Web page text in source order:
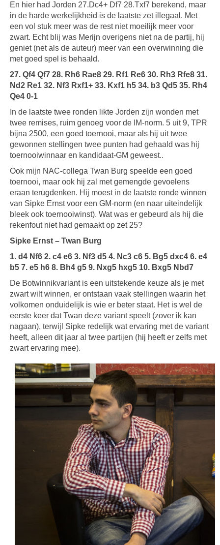
En hier had Jorden 27.Dc4+ Df7 28.Txf7 berekend, maar
in de harde werkelijkheid is de laatste zet illegaal. Met
een vol stuk meer was de rest niet moeilijk meer voor
zwart. Echt blij was Merijn overigens niet na de partij, hij
geniet (net als de auteur) meer van een overwinning die
met goed spel is behaald.
27. Qf4 Qf7 28. Rh6 Rae8 29. Rf1 Re6 30. Rh3 Rfe8 31.
Nd2 Re1 32. Nf3 Rxf1+ 33. Kxf1 h5 34. b3 Qd5 35. Rh4
Qe4 0-1
In de laatste twee ronden likte Jorden zijn wonden met
twee remises, ruim genoeg voor de IM-norm. 5 uit 9, TPR
bijna 2500, een goed toernooi, maar als hij uit twee
gewonnen stellingen twee punten had gehaald was hij
toernooiwinnaar en kandidaat-GM geweest..
Ook mijn NAC-collega Twan Burg speelde een goed
toernooi, maar ook hij zal met gemengde gevoelens
eraan terugdenken. Hij moest in de laatste ronde winnen
van Sipke Ernst voor een GM-norm (en naar uiteindelijk
bleek ook toernooiwinst). Wat was er gebeurd als hij die
rekenfout niet had gemaakt op zet 25?
Sipke Ernst – Twan Burg
1. d4 Nf6 2. c4 e6 3. Nf3 d5 4. Nc3 c6 5. Bg5 dxc4 6. e4
b5 7. e5 h6 8. Bh4 g5 9. Nxg5 hxg5 10. Bxg5 Nbd7
De Botwinnikvariant is een uitstekende keuze als je met
zwart wilt winnen, er ontstaan vaak stellingen waarin het
volkomen onduidelijk is wie er beter staat. Het is wel de
eerste keer dat Twan deze variant speelt (zover ik kan
nagaan), terwijl Sipke redelijk wat ervaring met de variant
heeft, alleen dit jaar al twee partijen (hij heeft er zelfs met
zwart ervaring mee).